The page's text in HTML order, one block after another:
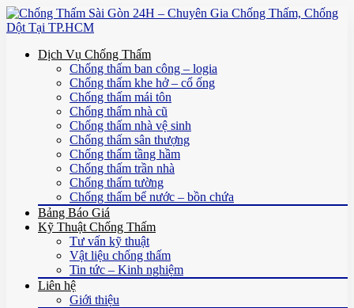
Dịch Vụ Chống Thấm
Chống thấm ban công – logia
Chống thấm khe hở – cổ ống
Chống thấm mái tôn
Chống thấm nhà cũ
Chống thấm nhà vệ sinh
Chống thấm sân thượng
Chống thấm tầng hầm
Chống thấm trần nhà
Chống thấm tường
Chống thấm bể nước – bồn chứa
Bảng Báo Giá
Kỹ Thuật Chống Thấm
Tư vấn kỹ thuật
Vật liệu chống thấm
Tin tức – Kinh nghiệm
Liên hệ
Giới thiệu